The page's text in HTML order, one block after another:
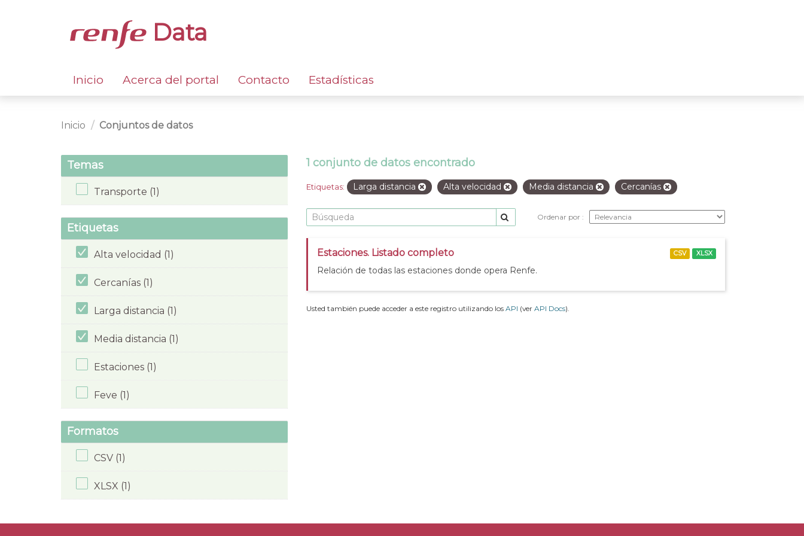
Data
Inicio Acerca del portal Contacto Estadísticas
Inicio Conjuntos de datos
Temas
Transporte (1)
Etiquetas
Alta velocidad (1)
Cercanías (1)
Larga distancia (1)
Media distancia (1)
Estaciones (1)
Feve (1)
Formatos
CSV (1)
XLSX (1)
1 conjunto de datos encontrado
Etiquetas: Larga distancia Alta velocidad Media distancia Cercanías
Ordenar por
Estaciones. Listado completo
Relación de todas las estaciones donde opera Renfe.
CSV XLSX
Usted también puede acceder a este registro utilizando los API (ver API Docs).